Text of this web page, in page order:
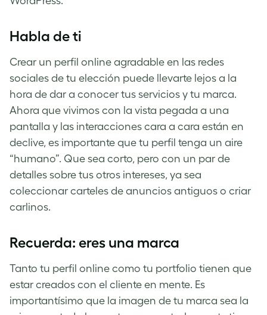
Habla de ti
Crear un perfil online agradable en las redes
sociales de tu elección puede llevarte lejos a la
hora de dar a conocer tus servicios y tu marca.
Ahora que vivimos con la vista pegada a una
pantalla y las interacciones cara a cara están en
declive, es importante que tu perfil tenga un aire
“humano”. Que sea corto, pero con un par de
detalles sobre tus otros intereses, ya sea
coleccionar carteles de anuncios antiguos o criar
carlinos.
Recuerda: eres una marca
Tanto tu perfil online como tu portfolio tienen que
estar creados con el cliente en mente. Es
importantísimo que la imagen de tu marca sea la